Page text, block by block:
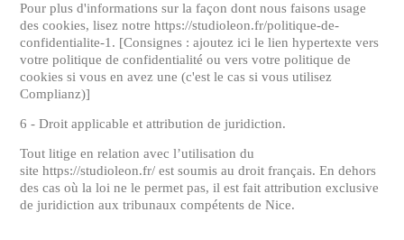
Pour plus d'informations sur la façon dont nous faisons usage
des cookies, lisez notre https://studioleon.fr/politique-de-
confidentialite-1. [Consignes : ajoutez ici le lien hypertexte vers
votre politique de confidentialité ou vers votre politique de
cookies si vous en avez une (c'est le cas si vous utilisez
Complianz)]
6 - Droit applicable et attribution de juridiction.
Tout litige en relation avec l’utilisation du
site https://studioleon.fr/ est soumis au droit français. En dehors
des cas où la loi ne le permet pas, il est fait attribution exclusive
de juridiction aux tribunaux compétents de Nice.